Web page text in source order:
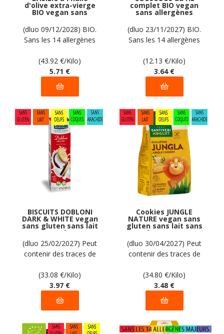
d'olive extra-vierge
BIO vegan sans
allergènes LaSelva :
130 grammes
(dluo 09/12/2028) BIO.
Sans les 14 allergènes
(43.92 €/Kilo)
5.71 €
complet BIO vegan
sans allergènes
Alnavit : 300
grammes
(dluo 23/11/2027) BIO.
Sans les 14 allergènes
(12.13 €/Kilo)
3.64 €
BISCUITS DOBLONI
DARK & WHITE vegan
sans gluten sans lait
sans oeufs sans
coque sans arachide
PIACERI
MEDITERRANEI : 120g
(dluo 25/02/2027) Peut
contenir des traces de
déclarées par le
fabricant
(33.08 €/Kilo)
3.97 €
Cookies JUNGLE
NATURE vegan sans
gluten sans lait sans
oeufs sans coque
sans arachide
Santiveri Noglut :
100g
(dluo 30/04/2027) Peut
contenir des traces de
déclarées par le
fabricant
(34.80 €/Kilo)
3.48 €